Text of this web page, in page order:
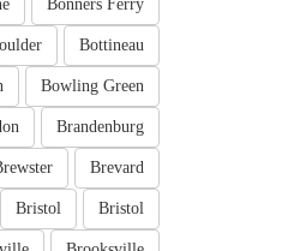
Bonners Ferry
Bottineau
Bowling Green
Brandenburg
Brevard
Bristol
Bristol